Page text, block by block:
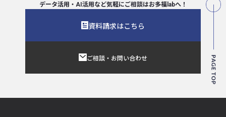
データ活用・AI活用など気軽にご相談はお多福labへ！
資料請求はこちら
ご相談・お問い合わせ